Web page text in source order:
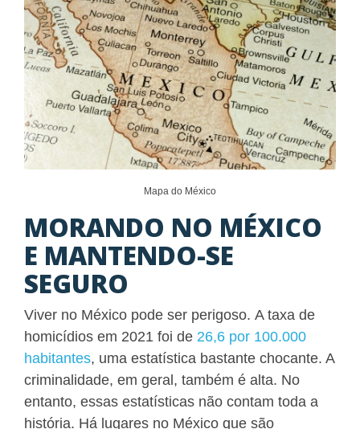
Mapa do México
MORANDO NO MÉXICO
E MANTENDO-SE
SEGURO
Viver no México pode ser perigoso. A taxa de
homicídios em 2021 foi de 26,6 por 100.000
habitantes, uma estatística bastante chocante. A
criminalidade, em geral, também é alta. No
entanto, essas estatísticas não contam toda a
história. Há lugares no México que são